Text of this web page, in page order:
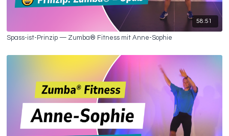
58:51
Spass-ist-Prinzip — Zumba® Fitness mit Anne-Sophie